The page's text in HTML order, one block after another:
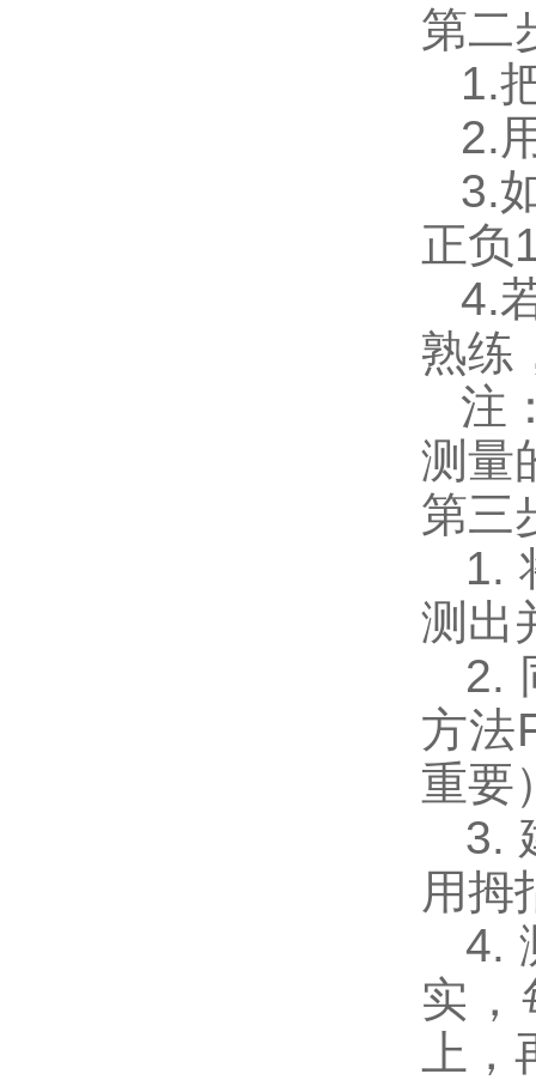
第二
1.
2.
3.
正负
4.
熟练
注
测量
第三
1.
测出
2.
方法
重要
3.
用拇
4.
实，
上